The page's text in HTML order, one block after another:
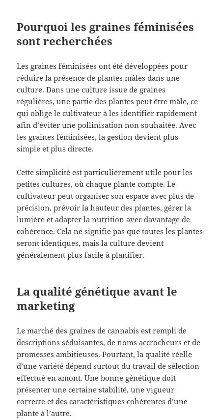
Pourquoi les graines féminisées
sont recherchées
Les graines féminisées ont été développées pour
réduire la présence de plantes mâles dans une
culture. Dans une culture issue de graines
régulières, une partie des plantes peut être mâle, ce
qui oblige le cultivateur à les identifier rapidement
afin d’éviter une pollinisation non souhaitée. Avec
les graines féminisées, la gestion devient plus
simple et plus directe.
Cette simplicité est particulièrement utile pour les
petites cultures, où chaque plante compte. Le
cultivateur peut organiser son espace avec plus de
précision, prévoir la hauteur des plantes, gérer la
lumière et adapter la nutrition avec davantage de
cohérence. Cela ne signifie pas que toutes les plantes
seront identiques, mais la culture devient
généralement plus facile à planifier.
La qualité génétique avant le
marketing
Le marché des graines de cannabis est rempli de
descriptions séduisantes, de noms accrocheurs et de
promesses ambitieuses. Pourtant, la qualité réelle
d’une variété dépend surtout du travail de sélection
effectué en amont. Une bonne génétique doit
présenter une certaine stabilité, une vigueur
correcte et des caractéristiques cohérentes d’une
plante à l’autre.